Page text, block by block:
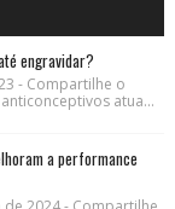
engravidar?
- Compartilhe o
atua...
a performance